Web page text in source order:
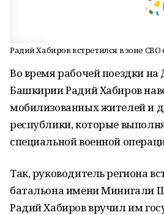
Радий Хабиров встретился в зоне
Во время рабочей поездки на
Башкирии Радий Хабиров
мобилизованных жителей и
республики, которые
специальной военной
Так, руководитель региона
батальона имени Минигали
Радий Хабиров вручил им